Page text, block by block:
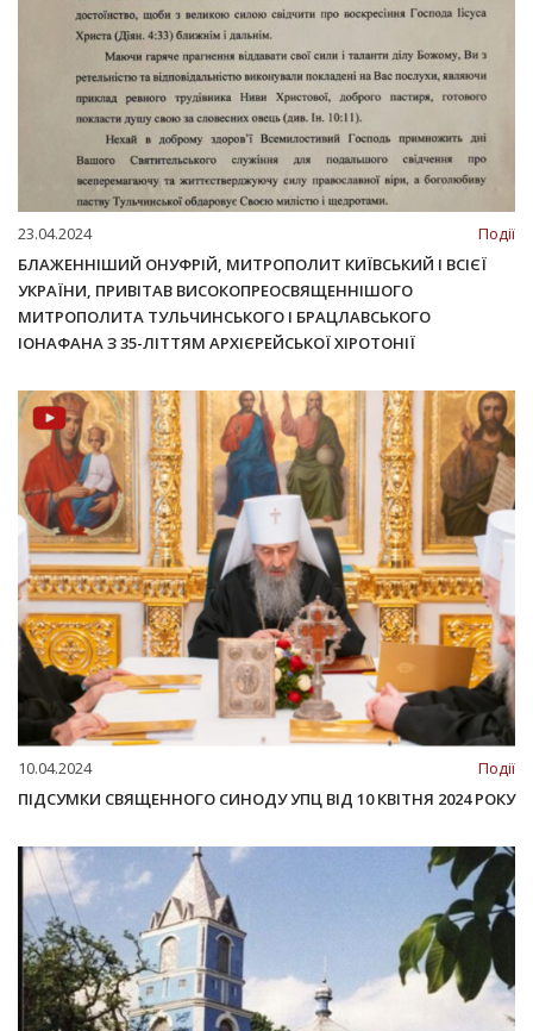
23.04.2024
Події
БЛАЖЕННІШИЙ ОНУФРІЙ, МИТРОПОЛИТ КИЇВСЬКИЙ І ВСІЄЇ
УКРАЇНИ, ПРИВІТАВ ВИСОКОПРЕОСВЯЩЕННІШОГО
МИТРОПОЛИТА ТУЛЬЧИНСЬКОГО І БРАЦЛАВСЬКОГО
ІОНАФАНА З 35-ЛІТТЯМ АРХІЄРЕЙСЬКОЇ ХІРОТОНІЇ
10.04.2024
Події
ПІДСУМКИ СВЯЩЕННОГО СИНОДУ УПЦ ВІД 10 КВІТНЯ 2024 РОКУ